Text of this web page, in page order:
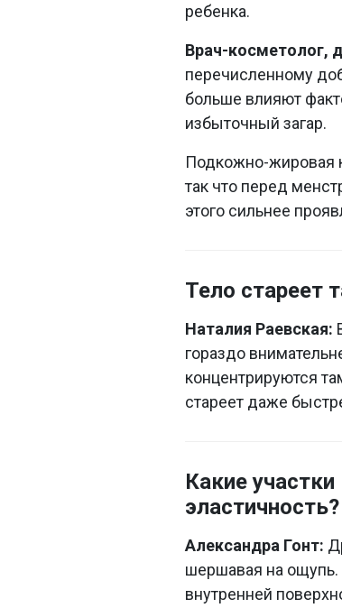
ребенка.
Врач-косметолог,
перечисленному
больше влияют
избыточный загар.
Подкожно-жировая
так что перед
этого сильнее
Тело стареет
Наталия Раевская:
гораздо
концентрируются
стареет даже
Какие
эластичность?
Александра Гонт:
шершавая на ощупь.
внутренней